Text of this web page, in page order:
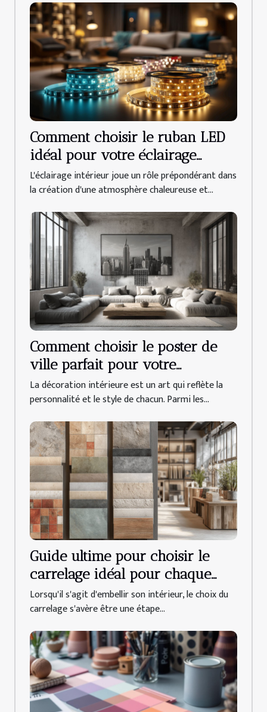
Comment choisir le ruban LED
idéal pour votre éclairage
intérieur
L'éclairage intérieur joue un rôle prépondérant dans
la création d'une atmosphère chaleureuse et...
Comment choisir le poster de
ville parfait pour votre
décoration intérieure
La décoration intérieure est un art qui reflète la
personnalité et le style de chacun. Parmi les...
Guide ultime pour choisir le
carrelage idéal pour chaque
pièce de la maison
Lorsqu'il s'agit d'embellir son intérieur, le choix du
carrelage s'avère être une étape...